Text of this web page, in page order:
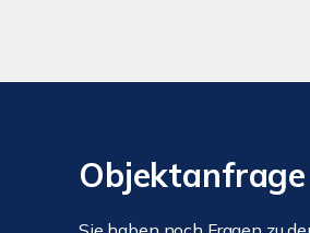
Objektanfrage